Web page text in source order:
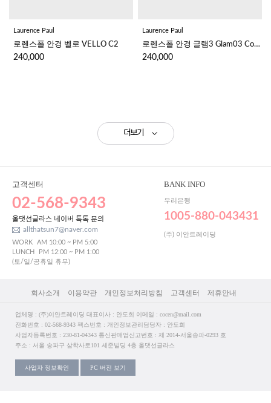
Laurence Paul
로렌스폴 안경 벨로 VELLO C2
240,000
Laurence Paul
로렌스폴 안경 글램3 Glam03 Col02
240,000
더보기
고객센터
02-568-9343
올댓선글라스 네이버 톡톡 문의
allthatsun7@naver.com
WORK
AM 10:00 ~ PM 5:00
LUNCH
PM 12:00 ~ PM 1:00
(토/일/공휴일 휴무)
BANK INFO
우리은행
1005-880-043431
(주) 이안트레이딩
회사소개 이용약관 개인정보처리방침 고객센터 제휴안내
업체명 : (주)이안트레이딩 대표이사 : 안도희 이메일 : cocen@mail.com
전화번호 : 02-568-9343 팩스번호 : 개인정보관리담당자 : 안도희
사업자등록번호 : 230-81-04343 통신판매업신고번호 : 제 2014-서울송파-0293 호
주소 : 서울 송파구 삼학사로101 세준빌딩 4층 올댓선글라스
사업자 정보확인 PC 버전 보기